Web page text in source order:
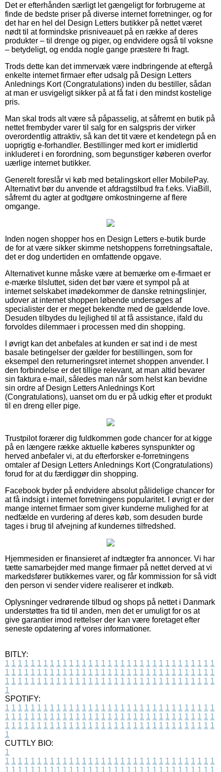
Det er efterhånden særligt let gængeligt for forbrugerne at
finde de bedste priser på diverse internet forretninger, og for
det har en hel del Design Letters butikker på nettet været
nødt til at formindske prisniveauet på en række af deres
produkter – til drenge og piger, og endvidere også til voksne
– betydeligt, og endda nogle gange præstere fri fragt.
Trods dette kan det immervæk være indbringende at eftergå
enkelte internet firmaer efter udsalg på Design Letters
Anlednings Kort (Congratulations) inden du bestiller, sådan
at man er usvigeligt sikker på at få fat i den mindst kostelige
pris.
Man skal trods alt være så påpasselig, at såfremt en butik på
nettet frembyder varer til salg for en salgspris der virker
overordentlig attraktiv, så kan det tit være et kendetegn på en
uoprigtig e-forhandler. Bestillinger med kort er imidlertid
inkluderet i en forordning, som begunstiger køberen overfor
uærlige internet butikker.
Generelt foreslår vi køb med betalingskort eller MobilePay.
Alternativt bør du anvende et afdragstilbud fra f.eks. ViaBill,
såfremt du agter at godtgøre omkostningerne af flere
omgange.
Inden nogen shopper hos en Design Letters e-butik burde
de for at være sikker skimme netshoppens forretningsaftale,
det er dog undertiden en omfattende opgave.
Alternativet kunne måske være at bemærke om e-firmaet er
e-mærke tilsluttet, siden det bør være et sympol på at
internet selskabet imødekommer de danske retningslinjer,
udover at internet shoppen løbende undersøges af
specialister der er meget bekendte med de gældende love.
Desuden tilbydes du lejlighed til at få assistance, ifald du
forvoldes dilemmaer i processen med din shopping.
I øvrigt kan det anbefales at kunden er sat ind i de mest
basale betingelser der gælder for bestillingen, som for
eksempel den returneringsret internet shoppen anvender. I
den forbindelse er det tillige relevant, at man altid bevarer
sin faktura e-mail, således man når som helst kan bevidne
sin ordre af Design Letters Anlednings Kort
(Congratulations), uanset om du er på udkig efter et produkt
til en dreng eller pige.
Trustpilot forærer dig fuldkommen gode chancer for at kigge
på en længere række aktuelle køberes synspunkter og
herved anbefaler vi, at du efterforsker e-forretningens
omtaler af Design Letters Anlednings Kort (Congratulations)
forud for at du færdiggør din shopping.
Facebook byder på endvidere absolut pålidelige chancer for
at få indsigt i internet forretningens popularitet. I øvrigt er der
mange internet firmaer som giver kunderne mulighed for at
nedfælde en vurdering af deres køb, som desuden burde
tages i brug til afvejning af kundernes tilfredshed.
Hjemmesiden er finansieret af indtægter fra annoncer. Vi har
tætte samarbejder med mange firmaer på nettet derved at vi
markedsfører butikkernes varer, og får kommission for så vidt
den person vi sender videre realiserer et indkøb.
Oplysninger vedrørende tilbud og shops på nettet i Danmark
understøttes fra tid til anden, men det er umuligt for os at
give garantier imod rettelser der kan være foretaget efter
seneste opdatering af vores informationer.
BITLY:
1 1 1 1 1 1 1 1 1 1 1 1 1 1 1 1 1 1 1 1 1 1 1 1 1 1 1 1 1 1 1 1 1
1 1 1 1 1 1 1 1 1 1 1 1 1 1 1 1 1 1 1 1 1 1 1 1 1 1 1 1 1 1 1 1 1
1 1 1 1 1 1 1 1 1 1 1 1 1 1 1 1 1 1 1 1 1 1 1 1 1 1 1 1 1 1 1 1 1
1
SPOTIFY:
1 1 1 1 1 1 1 1 1 1 1 1 1 1 1 1 1 1 1 1 1 1 1 1 1 1 1 1 1 1 1 1 1
1 1 1 1 1 1 1 1 1 1 1 1 1 1 1 1 1 1 1 1 1 1 1 1 1 1 1 1 1 1 1 1 1
1 1 1 1 1 1 1 1 1 1 1 1 1 1 1 1 1 1 1 1 1 1 1 1 1 1 1 1 1 1 1 1 1
1
CUTTLY BIO:
1
1 1 1 1 1 1 1 1 1 1 1 1 1 1 1 1 1 1 1 1 1 1 1 1 1 1 1 1 1 1 1 1 1
1 1 1 1 1 1 1 1 1 1 1 1 1 1 1 1 1 1 1 1 1 1 1 1 1 1 1 1 1 1 1 1 1